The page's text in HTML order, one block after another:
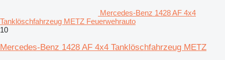
Mercedes-Benz 1428 AF 4x4
Tanklöschfahrzeug METZ Feuerwehrauto
10
Mercedes-Benz 1428 AF 4x4 Tanklöschfahrzeug METZ